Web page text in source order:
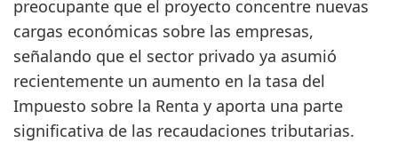
preocupante que el proyecto concentre nuevas
cargas económicas sobre las empresas,
señalando que el sector privado ya asumió
recientemente un aumento en la tasa del
Impuesto sobre la Renta y aporta una parte
significativa de las recaudaciones tributarias.